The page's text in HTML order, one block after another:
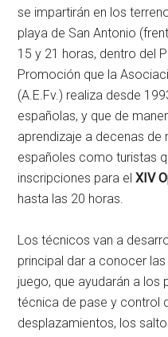
se impartirán en los
playa de San Antonio
15 y 21 horas, dentro del
Promoción que la
(A.E.Fv.) realiza desde
españolas, y que de
aprendizaje a decenas de
españoles como turistas
inscripciones para elXIV
hasta las 20 horas.
Los técnicos van a
principal dar a conocer
juego, que ayudarán a los
técnica de pase y control
desplazamientos, los